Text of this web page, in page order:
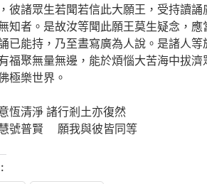
彼諸眾生若聞若信此大願王，受持讀
知者。是故汝等聞此願王莫生疑念，
已能持，乃至晝寫廣為人說。是諸人
福聚無量無邊，能於煩惱大苦海中拔
極樂世界。
恆清淨 諸行剎土亦復然
號普賢 願我與彼皆同等